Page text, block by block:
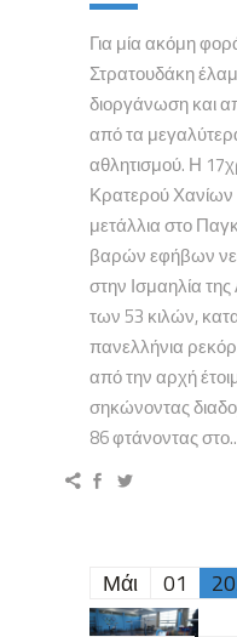
Για μία ακόμη
Στρατουδάκη
διοργάνωση και
από τα
αθλητισμού. Η
Κρατερού Χανίων
μετάλλια στο
βαρών εφήβων
στην Ισμαηλία
των 53 κιλών,
πανελλήνια
από την αρχή
σηκώνοντας
86 φτάνοντας
Μάι 01